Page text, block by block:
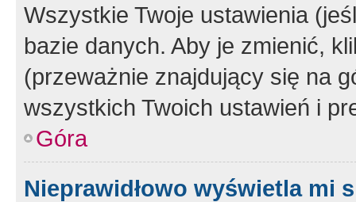
Wszystkie Twoje ustawienia
bazie danych. Aby je zmienić,
(przeważnie znajdujący się na
wszystkich Twoich ustawień i
Góra
Nieprawidłowo wyświetla mi